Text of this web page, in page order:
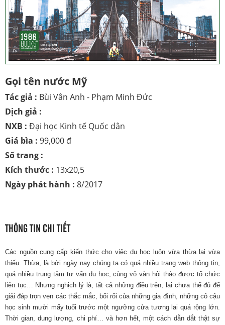
Gọi tên nước Mỹ
Tác giả : Bùi Vân Anh - Phạm Minh Đức
Dịch giả :
NXB : Đại học Kinh tế Quốc dân
Giá bìa : 99,000 đ
Số trang :
Kích thước : 13x20,5
Ngày phát hành : 8/2017
THÔNG TIN CHI TIẾT
Các nguồn cung cấp kiến thức cho việc du học luôn vừa thừa lại vừa
thiếu. Thừa, là bởi ngày nay chúng ta có quá nhiều trang web thông tin,
quá nhiều trung tâm tư vấn du học, cùng vô vàn hội thảo được tổ chức
liên tục… Nhưng nghịch lý là, tất cả những điều trên, lại chưa thể đủ để
giải đáp trọn vẹn các thắc mắc, bối rối của những gia đình, những cô cậu
học sinh mười mấy tuổi trước một ngưỡng cửa tương lai quá rộng lớn.
Thời gian, dung lượng, chi phí… và hơn hết, một cách dẫn dắt thật sự